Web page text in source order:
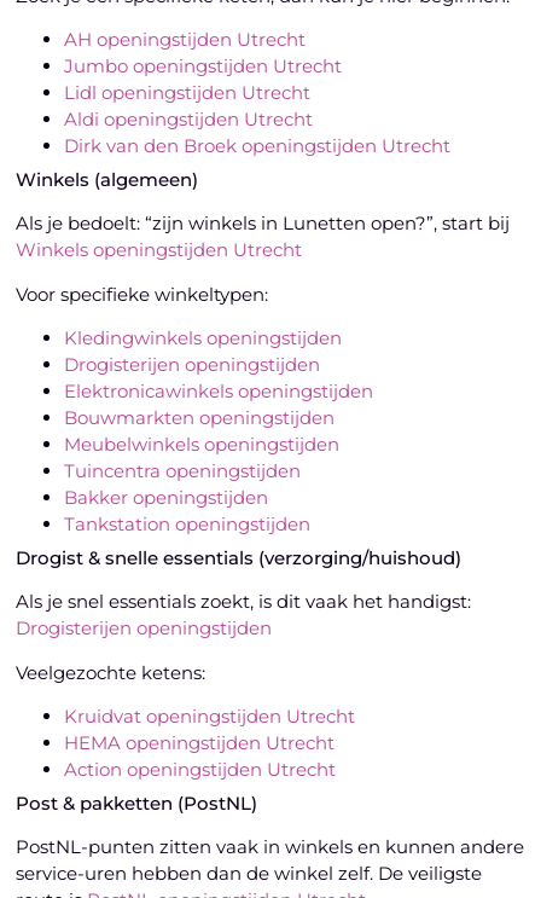
AH openingstijden Utrecht
Jumbo openingstijden Utrecht
Lidl openingstijden Utrecht
Aldi openingstijden Utrecht
Dirk van den Broek openingstijden Utrecht
Winkels (algemeen)
Als je bedoelt: “zijn winkels in Lunetten open?”, start bij
Winkels openingstijden Utrecht
Voor specifieke winkeltypen:
Kledingwinkels openingstijden
Drogisterijen openingstijden
Elektronicawinkels openingstijden
Bouwmarkten openingstijden
Meubelwinkels openingstijden
Tuincentra openingstijden
Bakker openingstijden
Tankstation openingstijden
Drogist & snelle essentials (verzorging/huishoud)
Als je snel essentials zoekt, is dit vaak het handigst:
Drogisterijen openingstijden
Veelgezochte ketens:
Kruidvat openingstijden Utrecht
HEMA openingstijden Utrecht
Action openingstijden Utrecht
Post & pakketten (PostNL)
PostNL-punten zitten vaak in winkels en kunnen andere
service-uren hebben dan de winkel zelf. De veiligste